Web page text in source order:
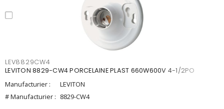
LEV8829CW4
LEVITON 8829-CW4 PORCELAINE PLAST 660W600V 4-1/2PO
Manufacturier :
LEVITON
# Manufacturier : 8829-CW4